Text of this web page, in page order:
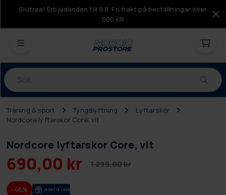
Slutrea! Erbjudanden till 9.8. Fri frakt på beställningar över
500 KR
Produkter
Träning & sport Tyngdlyftning
Lyftarskor
Nordcore lyftarskor Core, vit
Nordcore lyftarskor Core, vit
690,00 kr 1 299,00 kr
-46% GRA­TIS LE­VE­RANS